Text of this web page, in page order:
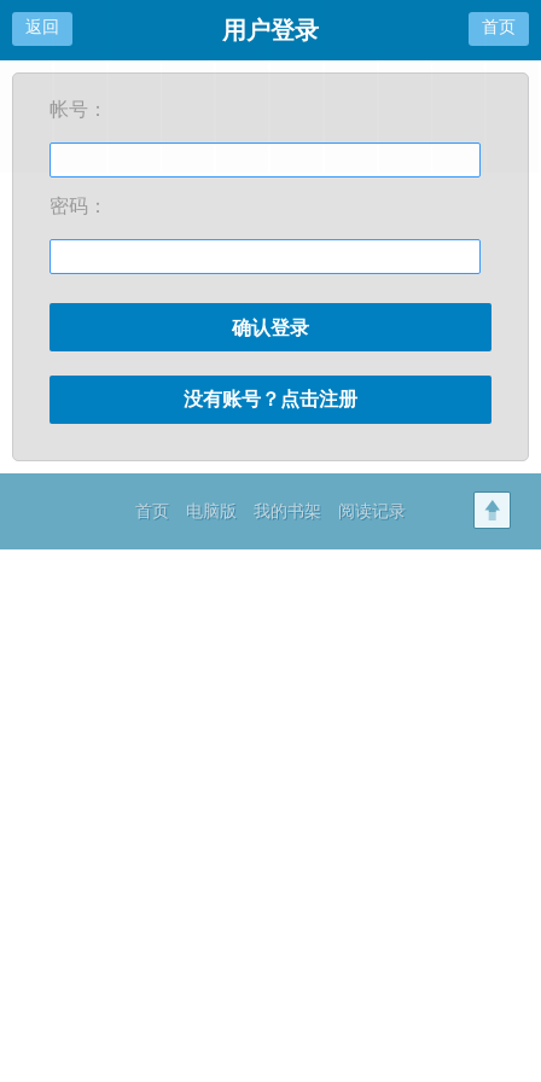
返回 用户登录 首页
帐号：
密码：
确认登录
没有账号？点击注册
首页 电脑版 我的书架 阅读记录